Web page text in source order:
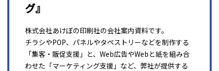
グ』
株式会社あけぼの印刷社の会社案内資料です。
チラシやPOP、パネルやタペストリーなどを制作する
「集客・販促支援」と、Web広告やWebと紙を組み合
わせた「マーケティング支援」など、弊社が提供する